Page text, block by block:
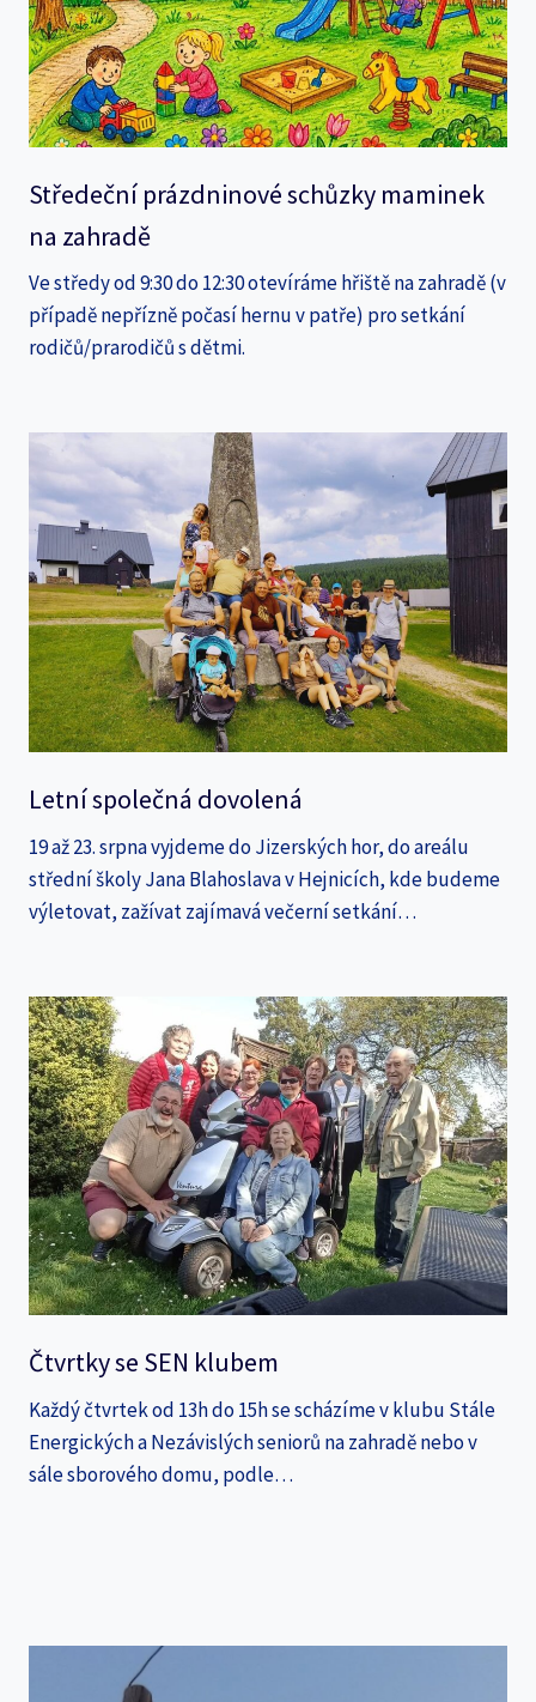
Středeční prázdninové schůzky maminek
na zahradě
Ve středy od 9:30 do 12:30 otevíráme hřiště na zahradě (v
případě nepřízně počasí hernu v patře) pro setkání
rodičů/prarodičů s dětmi.
Letní společná dovolená
19 až 23. srpna vyjdeme do Jizerských hor, do areálu
střední školy Jana Blahoslava v Hejnicích, kde budeme
výletovat, zažívat zajímavá večerní setkání…
Čtvrtky se SEN klubem
Každý čtvrtek od 13h do 15h se scházíme v klubu Stále
Energických a Nezávislých seniorů na zahradě nebo v
sále sborového domu, podle…